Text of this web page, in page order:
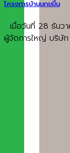
โครงการบ้านนกขมิ้น
เมื่อวันที่ 28 ธัน
ผู้จัดการใหญ่ บริษัท